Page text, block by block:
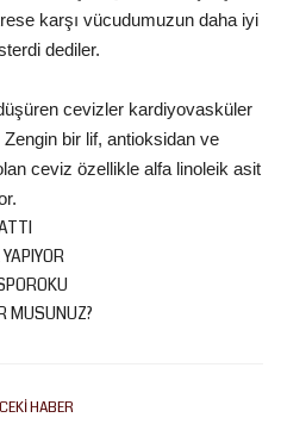
karşı vücudumuzun daha iyi
dediler.
cevizler kardiyovasküler
bir lif, antioksidan ve
ceviz özellikle alfa linoleik asit
MUSUNUZ?
HABER